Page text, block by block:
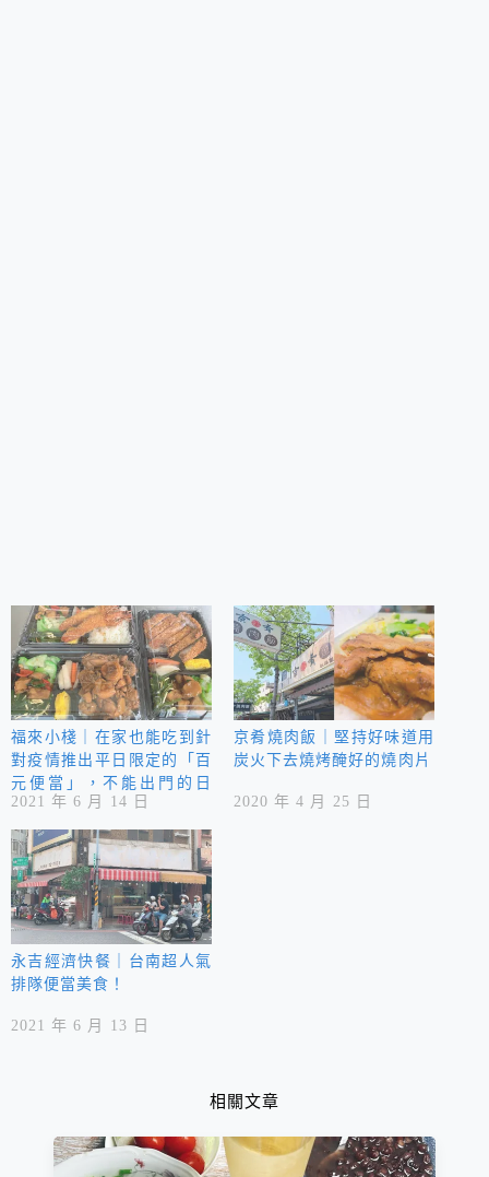
福來小棧｜在家也能吃到針
對疫情推出平日限定的「百
元便當」，不能出門的日
子，不妨藉由美食來療癒身
心靈！
2021 年 6 月 14 日
京肴燒肉飯｜堅持好味道用
炭火下去燒烤醃好的燒肉片
2020 年 4 月 25 日
永吉經濟快餐｜台南超人氣
排隊便當美食！
2021 年 6 月 13 日
相關文章